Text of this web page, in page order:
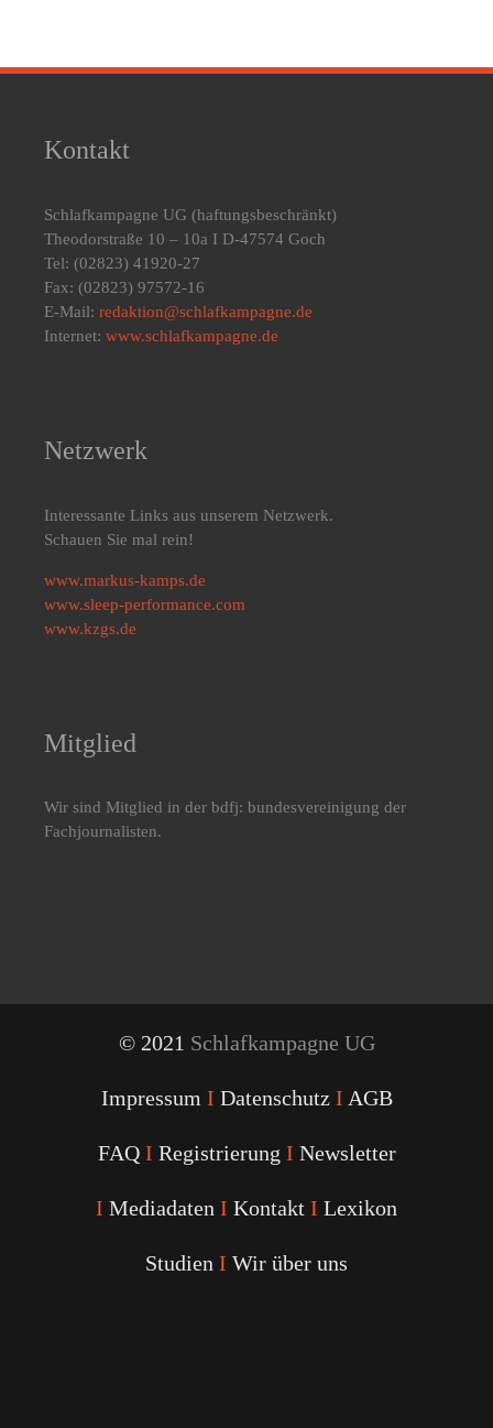
Kontakt
Schlafkampagne UG (haftungsbeschränkt)
Theodorstraße 10 – 10a I D-47574 Goch
Tel: (02823) 41920-27
Fax: (02823) 97572-16
E-Mail: redaktion@schlafkampagne.de
Internet: www.schlafkampagne.de
Netzwerk
Interessante Links aus unserem Netzwerk.
Schauen Sie mal rein!
www.markus-kamps.de
www.sleep-performance.com
www.kzgs.de
Mitglied
Wir sind Mitglied in der bdfj: bundesvereinigung der
Fachjournalisten.
© 2021 Schlafkampagne UG
Impressum I Datenschutz I AGB
FAQ I Registrierung I Newsletter
I Mediadaten I Kontakt I Lexikon
Studien I Wir über uns